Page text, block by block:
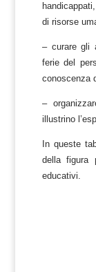
di risorse
– curare gli
ferie del
conoscenza
–
illustrino
In queste
della figura
educativi.